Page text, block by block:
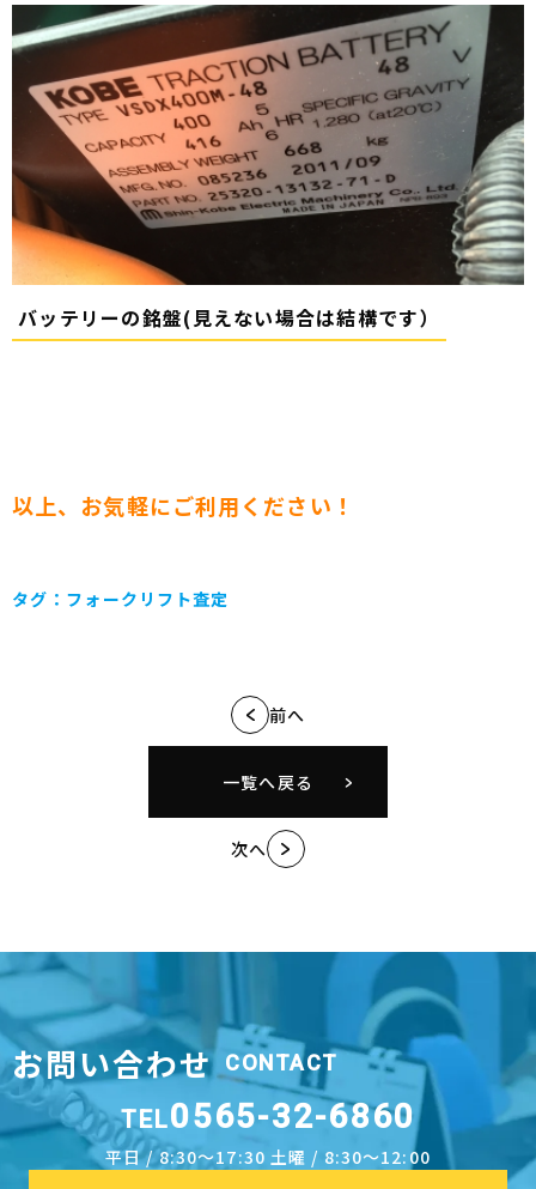
バッテリーの銘盤(見えない場合は結構です）
以上、お気軽にご利用ください！
タグ： フォークリフト査定
前へ
一覧へ戻る
次へ
お問い合わせ CONTACT
TEL0565-32-6860
平日 / 8:30～17:30 土曜 / 8:30～12:00